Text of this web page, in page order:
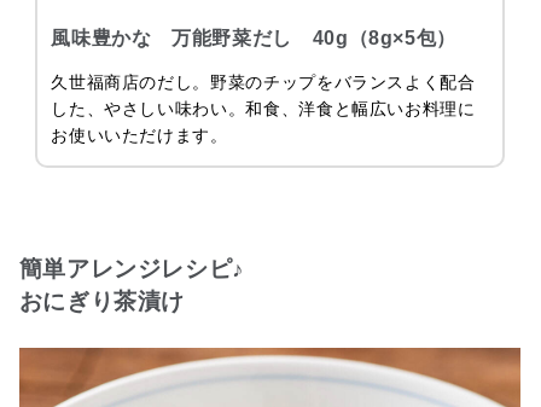
風味豊かな 万能野菜だし 40g（8g×5包）
久世福商店のだし。野菜のチップをバランスよく配合
した、やさしい味わい。和食、洋食と幅広いお料理に
お使いいただけます。
簡単アレンジレシピ♪
おにぎり茶漬け